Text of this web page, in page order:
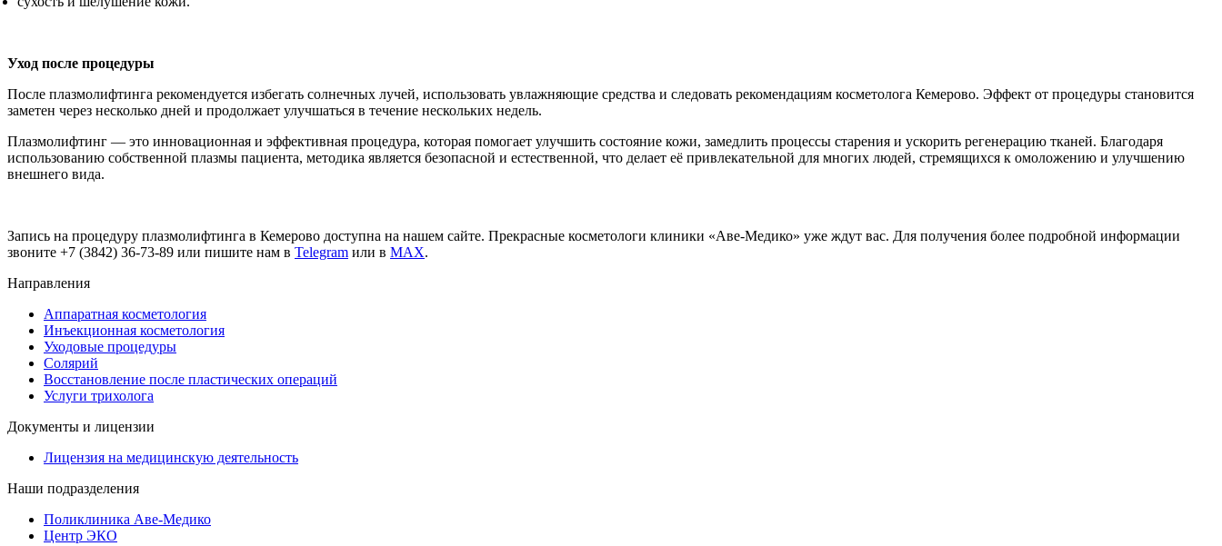
Уход после процедуры
После плазмолифтинга рекомендуется избегать солнечных лучей, использовать увлажняющие средства и следовать рекомендациям косметолога Кемерово. Эффект от процедуры становится
заметен через несколько дней и продолжает улучшаться в течение нескольких недель.
Плазмолифтинг — это инновационная и эффективная процедура, которая помогает улучшить состояние кожи, замедлить процессы старения и ускорить регенерацию тканей. Благодаря
использованию собственной плазмы пациента, методика является безопасной и естественной, что делает её привлекательной для многих людей, стремящихся к омоложению и улучшению
внешнего вида.
Запись на процедуру плазмолифтинга в Кемерово доступна на нашем сайте. Прекрасные косметологи клиники «Аве-Медико» уже ждут вас. Для получения более подробной информации
звоните +7 (3842) 36-73-89 или пишите нам в Telegram или в MAX.
Направления
Аппаратная косметология
Инъекционная косметология
Уходовые процедуры
Солярий
Восстановление после пластических операций
Услуги трихолога
Документы и лицензии
Лицензия на медицинскую деятельность
Наши подразделения
Поликлиника Аве-Медико
Центр ЭКО